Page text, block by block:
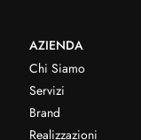
AZIENDA
Chi Siamo
Servizi
Brand
Realizzazioni